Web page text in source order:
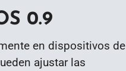
0.9
en dispositivos de
ajustar las